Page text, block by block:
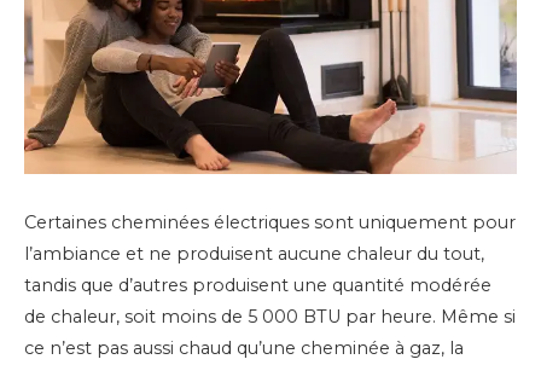
Certaines cheminées électriques sont uniquement pour
l’ambiance et ne produisent aucune chaleur du tout,
tandis que d’autres produisent une quantité modérée
de chaleur, soit moins de 5 000 BTU par heure. Même si
ce n’est pas aussi chaud qu’une cheminée à gaz, la